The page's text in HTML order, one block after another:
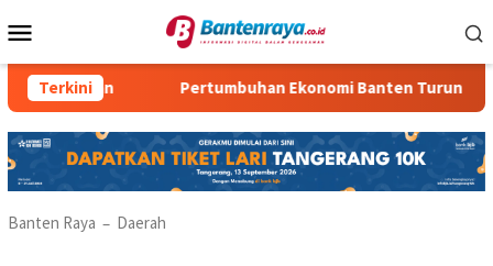
ke
Mobile
Terkini Pertumbuhan Ekonomi Banten Turun
Banten Raya – Daerah